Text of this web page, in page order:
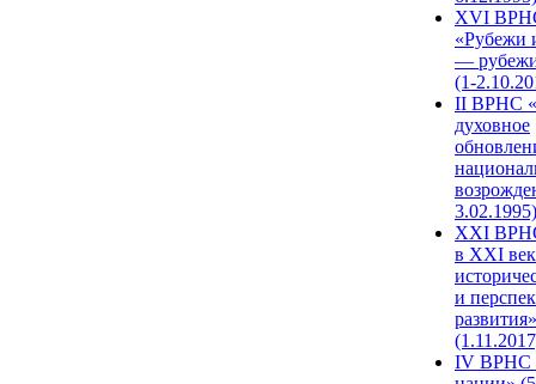
XVI
«Рубежи
—
(1-
II ВРНС
духовное
3.02.1995)
XХI
в XXI
и
развития»
IV ВРНС